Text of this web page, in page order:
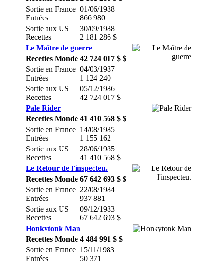
Sortie en France
Entrées
01/06/1988
866 980
Sortie aux US
Recettes
30/09/1988
2 181 286 $
Le Maître de guerre
Recettes Monde 42 724 017 $ $
Sortie en France
Entrées
04/03/1987
1 124 240
Sortie aux US
Recettes
05/12/1986
42 724 017 $
Pale Rider
Recettes Monde 41 410 568 $ $
Sortie en France
Entrées
14/08/1985
1 155 162
Sortie aux US
Recettes
28/06/1985
41 410 568 $
Le Retour de l'inspecteu.
Recettes Monde 67 642 693 $ $
Sortie en France
Entrées
22/08/1984
937 881
Sortie aux US
Recettes
09/12/1983
67 642 693 $
Honkytonk Man
Recettes Monde 4 484 991 $ $
Sortie en France
Entrées
15/11/1983
50 371